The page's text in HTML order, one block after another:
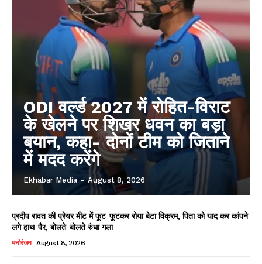
ODI वर्ल्ड 2027 में रोहित-विराट
के खेलने पर शिखर धवन का बड़ा
बयान, कहा- दोनों टीम को जिताने
में मदद करेंगे
Ekhabar Media - August 8, 2026
प्रदीप रावत की प्रेयर मीट में फूट-फूटकर रोया बेटा विक्रम, पिता को याद कर कांपने
लगे हाथ-पैर, बोलते-बोलते रुंधा गला
मनोरंजन August 8, 2026